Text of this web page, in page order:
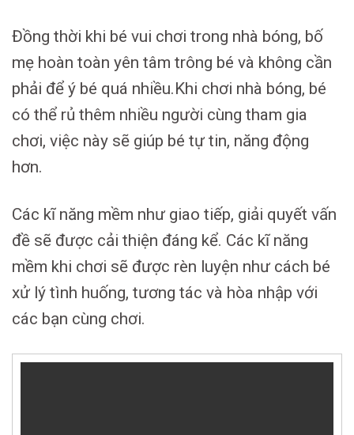
Đồng thời khi bé vui chơi trong nhà bóng, bố
mẹ hoàn toàn yên tâm trông bé và không cần
phải để ý bé quá nhiều.Khi chơi nhà bóng, bé
có thể rủ thêm nhiều người cùng tham gia
chơi, việc này sẽ giúp bé tự tin, năng động
hơn.
Các kĩ năng mềm như giao tiếp, giải quyết vấn
đề sẽ được cải thiện đáng kể. Các kĩ năng
mềm khi chơi sẽ được rèn luyện như cách bé
xử lý tình huống, tương tác và hòa nhập với
các bạn cùng chơi.